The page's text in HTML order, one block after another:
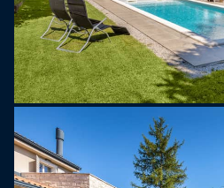
posteljami, SAT TV in tuš/
balkon s pogledom na hišo
OPOMBA: OPOMBA:
dovoljene le ob potrditvi